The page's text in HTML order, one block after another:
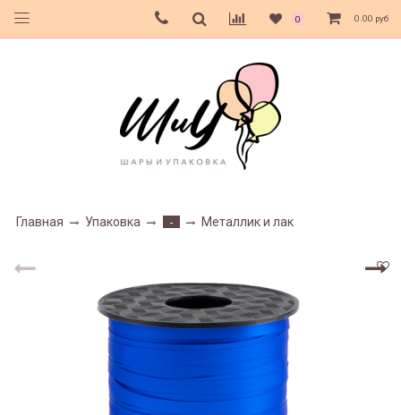
0 0.00 руб
Главная Упаковка - Металлик и лак